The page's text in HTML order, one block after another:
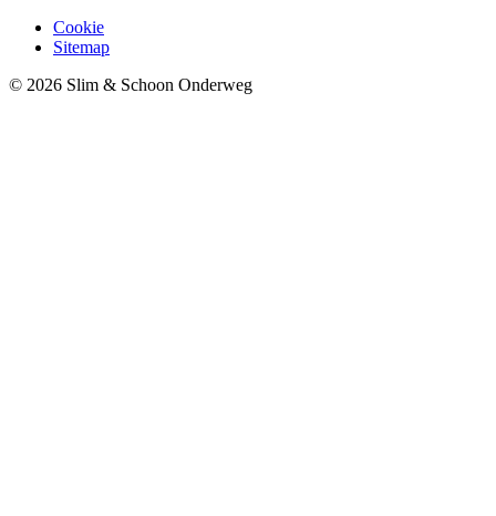
Cookie
Sitemap
© 2026 Slim & Schoon Onderweg